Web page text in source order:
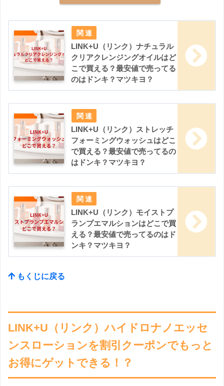
LINK+U（リンク）ナチュラル
クリアクレンジングオイルはど
こで買える？最安値で売ってる
のはドンキ？マツキヨ？
LINK+U（リンク）ストレッチ
フォーミングウォッシュはどこ
で買える？最安値で売ってるの
はドンキ？マツキヨ？
LINK+U（リンク）モイストプ
ランプエマルションはどこで買
える？最安値で売ってるのはド
ンキ？マツキヨ？
もくじに戻る
LINK+U（リンク）ハイドロナノエッセ
ンスローションを割引クーポンでもっと
お得にゲットできる！？